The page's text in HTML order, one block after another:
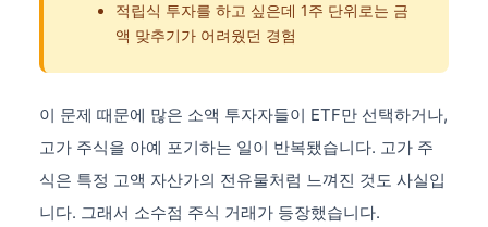
적립식 투자를 하고 싶은데 1주 단위로는 금
액 맞추기가 어려웠던 경험
이 문제 때문에 많은 소액 투자자들이 ETF만 선택하거나,
고가 주식을 아예 포기하는 일이 반복됐습니다. 고가 주
식은 특정 고액 자산가의 전유물처럼 느껴진 것도 사실입
니다. 그래서 소수점 주식 거래가 등장했습니다.